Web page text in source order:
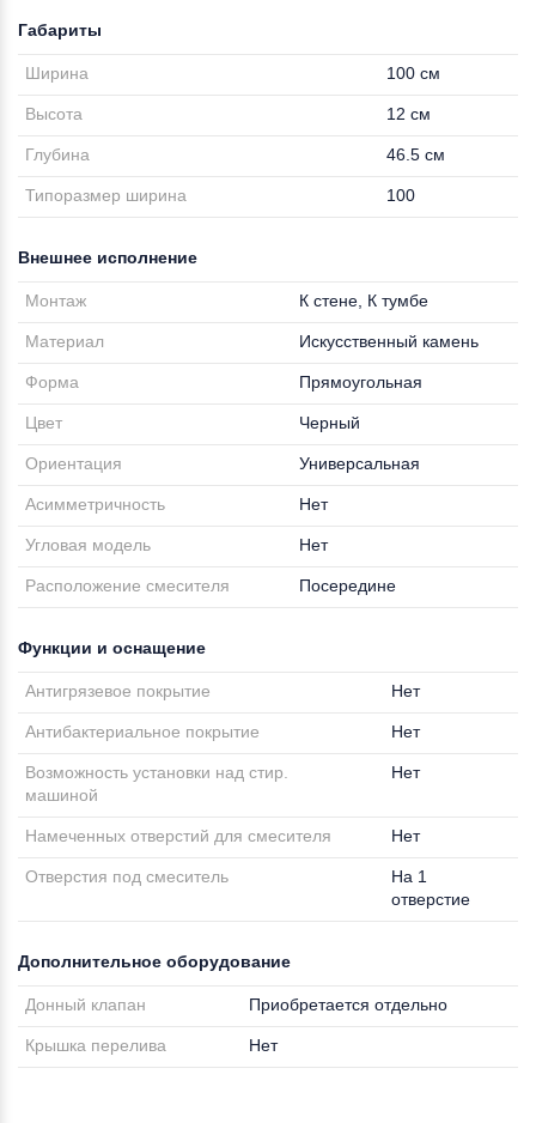
Габариты
Ширина 100 см
Высота 12 см
Глубина 46.5 см
Типоразмер ширина 100
Внешнее исполнение
Монтаж К стене, К тумбе
Материал Искусственный камень
Форма Прямоугольная
Цвет Черный
Ориентация Универсальная
Асимметричность Нет
Угловая модель Нет
Расположение смесителя Посередине
Функции и оснащение
Антигрязевое покрытие Нет
Антибактериальное покрытие Нет
Возможность установки над стир.
машиной
Нет
Намеченных отверстий для смесителя Нет
Отверстия под смеситель
На 1
отверстие
Дополнительное оборудование
Донный клапан Приобретается отдельно
Крышка перелива Нет